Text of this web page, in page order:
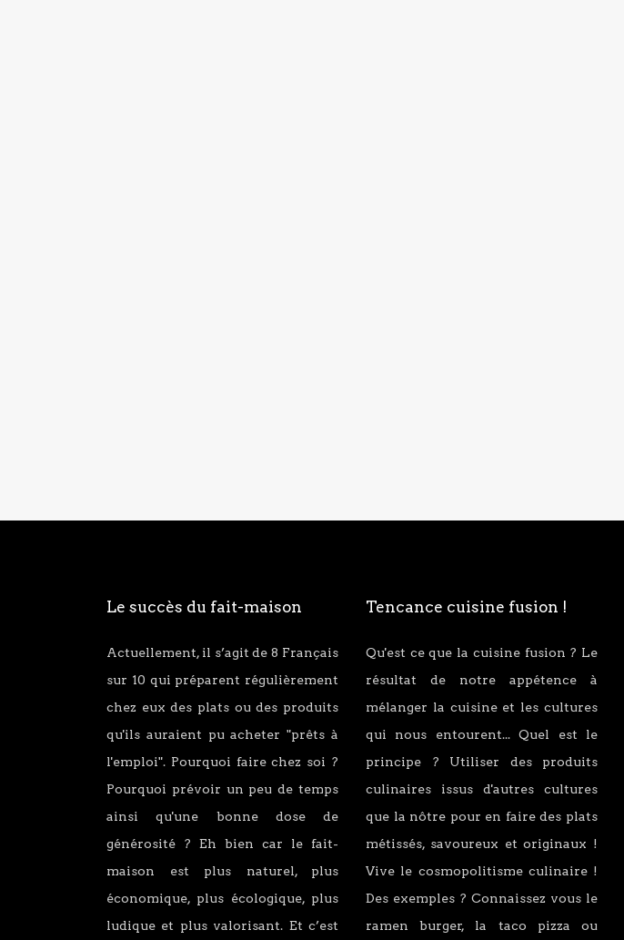
Le succès du fait-maison
Actuellement, il s’agit de 8 Français
sur 10 qui préparent régulièrement
chez eux des plats ou des produits
qu'ils auraient pu acheter "prêts à
l'emploi". Pourquoi faire chez soi ?
Pourquoi prévoir un peu de temps
ainsi qu'une bonne dose de
générosité ? Eh bien car le fait-
maison est plus naturel, plus
économique, plus écologique, plus
ludique et plus valorisant. Et c’est
Tencance cuisine fusion !
Qu'est ce que la cuisine fusion ? Le
résultat de notre appétence à
mélanger la cuisine et les cultures
qui nous entourent... Quel est le
principe ? Utiliser des produits
culinaires issus d'autres cultures
que la nôtre pour en faire des plats
métissés, savoureux et originaux !
Vive le cosmopolitisme culinaire !
Des exemples ? Connaissez vous le
ramen burger, la taco pizza ou